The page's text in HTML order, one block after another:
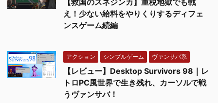
【救国のスネジンカ】重税地獄でも戦
え！少ない給料をやりくりするディフェ
ンスゲーム続編
アクション シンプルゲーム ヴァンサバ系
【レビュー】Desktop Survivors 98｜レ
トロPC風世界で生き残れ、カーソルで戦
うヴァンサバ！